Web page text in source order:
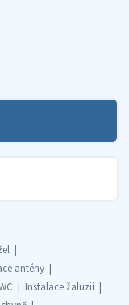
antény
Instalace žaluzií